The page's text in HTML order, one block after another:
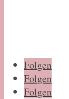
Folgen
Folgen
Folgen